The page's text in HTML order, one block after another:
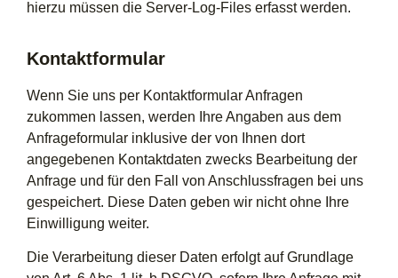
hierzu müssen die Server-Log-Files erfasst werden.
Kontaktformular
Wenn Sie uns per Kontaktformular Anfragen
zukommen lassen, werden Ihre Angaben aus dem
Anfrageformular inklusive der von Ihnen dort
angegebenen Kontaktdaten zwecks Bearbeitung der
Anfrage und für den Fall von Anschlussfragen bei uns
gespeichert. Diese Daten geben wir nicht ohne Ihre
Einwilligung weiter.
Die Verarbeitung dieser Daten erfolgt auf Grundlage